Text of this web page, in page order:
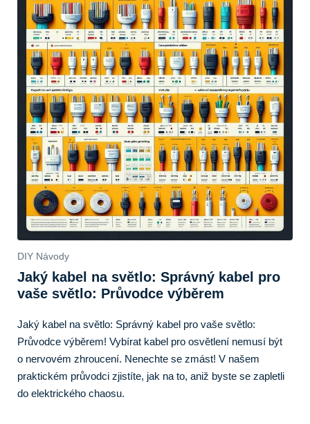
DIY Návody
Jaký kabel na světlo: Správný kabel pro
vaše světlo: Průvodce výběrem
Jaký kabel na světlo: Správný kabel pro vaše světlo:
Průvodce výběrem! Vybírat kabel pro osvětlení nemusí být
o nervovém zhroucení. Nenechte se zmást! V našem
praktickém průvodci zjistíte, jak na to, aniž byste se zapletli
do elektrického chaosu.